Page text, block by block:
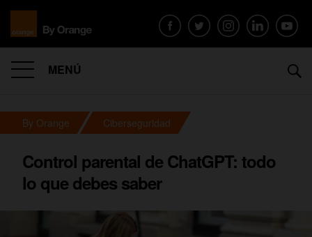
MENÚ
By Orange Ciberseguridad
Control parental de ChatGPT: todo
lo que debes saber